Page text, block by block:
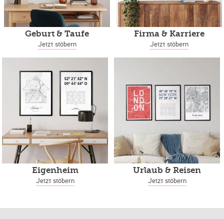
Geburt & Taufe
Jetzt stöbern
Firma & Karriere
Jetzt stöbern
Eigenheim
Jetzt stöbern
Urlaub & Reisen
Jetzt stöbern